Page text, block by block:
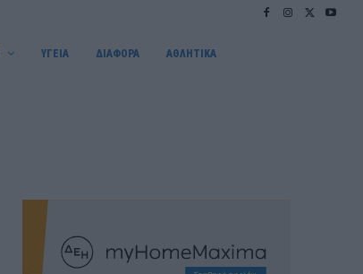
ΥΓΕΙΑ ΔΙΑΦΟΡΑ ΑΘΛΗΤΙΚΑ